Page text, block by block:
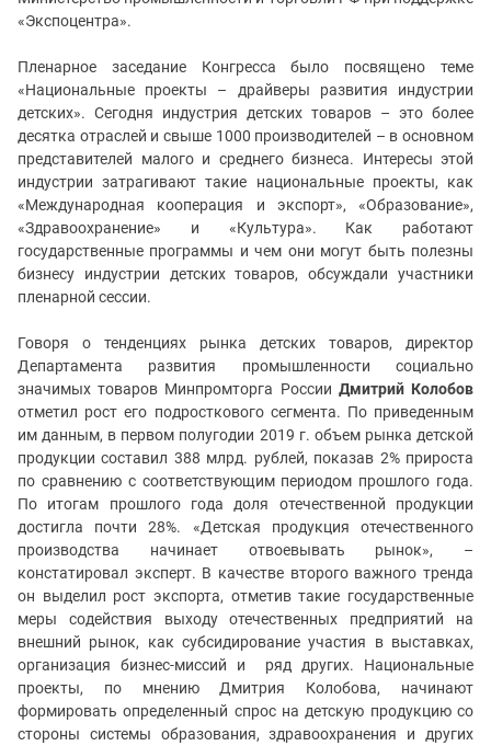
«Экспоцентра».
Пленарное заседание Конгресса было посвящено теме
«Национальные проекты – драйверы развития индустрии
детских». Сегодня индустрия детских товаров – это более
десятка отраслей и свыше 1000 производителей – в основном
представителей малого и среднего бизнеса. Интересы этой
индустрии затрагивают такие национальные проекты, как
«Международная кооперация и экспорт», «Образование»,
«Здравоохранение» и «Культура». Как работают
государственные программы и чем они могут быть полезны
бизнесу индустрии детских товаров, обсуждали участники
пленарной сессии.
Говоря о тенденциях рынка детских товаров, директор
Департамента развития промышленности социально
значимых товаров Минпромторга России Дмитрий Колобов
отметил рост его подросткового сегмента. По приведенным
им данным, в первом полугодии 2019 г. объем рынка детской
продукции составил 388 млрд. рублей, показав 2% прироста
по сравнению с соответствующим периодом прошлого года.
По итогам прошлого года доля отечественной продукции
достигла почти 28%. «Детская продукция отечественного
производства начинает отвоевывать рынок», –
констатировал эксперт. В качестве второго важного тренда
он выделил рост экспорта, отметив такие государственные
меры содействия выходу отечественных предприятий на
внешний рынок, как субсидирование участия в выставках,
организация бизнес-миссий и ряд других. Национальные
проекты, по мнению Дмитрия Колобова, начинают
формировать определенный спрос на детскую продукцию со
стороны системы образования, здравоохранения и других